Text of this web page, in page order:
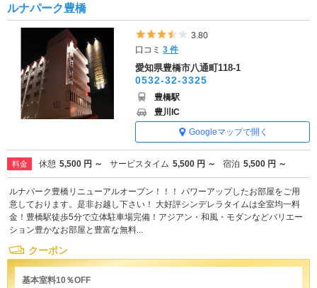
ルナパーク豊橋
5つ星のうち3.5
3.80
口コミ3 件
愛知県豊橋市八通町118-1
0532-32-3325
豊橋駅
豊川IC
Googleマップで開く
料金 休憩 5,500 円 ～ サービスタイム 5,500 円 ～ 宿泊 5,500 円 ～
ルナパーク豊橋リニューアルオープン！！！ パワーアップしたお部屋をご用
意しております。是非お越し下さい！ 大好評シンデレラタイムは全室均一料
金！豊橋駅徒歩5分で立体駐車場完備！アジアン・和風・モダンなどバリエー
ション豊かなお部屋と豊富な無料...
クーポン
基本室料10％OFF